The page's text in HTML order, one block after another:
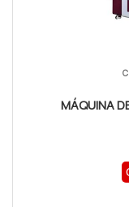
MÁQUINA